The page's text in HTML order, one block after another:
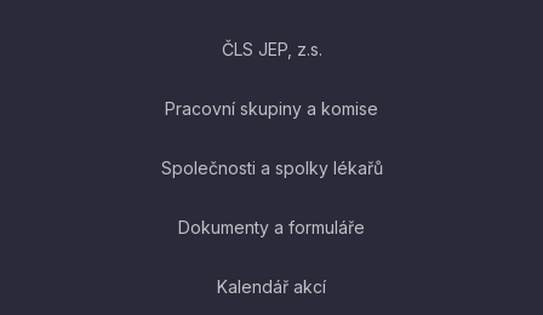
ČLS JEP, z.s.
Pracovní skupiny a komise
Společnosti a spolky lékařů
Dokumenty a formuláře
Kalendář akcí